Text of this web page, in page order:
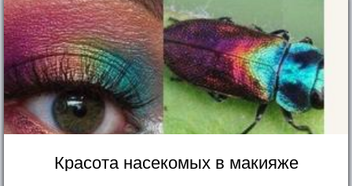
Красота насекомых в макияже